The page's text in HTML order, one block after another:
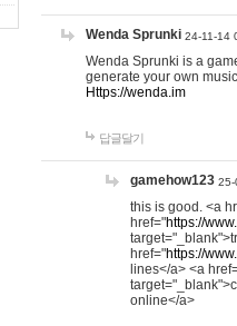
Wenda Sprunki 24-11-14
Wenda Sprunki is a
generate your own
Https://wenda.im
답글달기
gamehow123 25-
this is good. <a
href="https://
href="https://
lines</a> <a
online</a>